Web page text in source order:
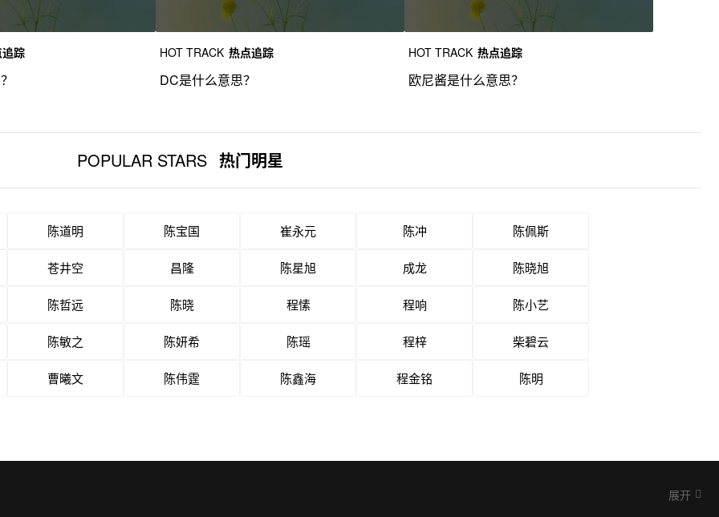
踪 HOT TRACK 热点追踪
DC是什么意思？
HOT TRACK 热点追踪
欧尼酱是什么意思？
POPULAR STARS 热门明星
陈道明 陈宝国 崔永元 陈冲 陈佩斯
苍井空 昌隆 陈星旭 成龙 陈晓旭
陈哲远 陈晓 程愫 程响 陈小艺
陈敏之 陈妍希 陈瑶 程梓 柴碧云
曹曦文 陈伟霆 陈鑫海 程金铭 陈明
展开